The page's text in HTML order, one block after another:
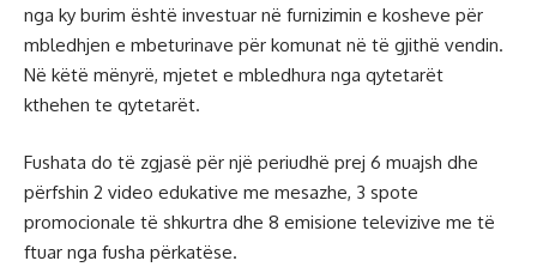
nga ky burim është investuar në furnizimin e kosheve për
mbledhjen e mbeturinave për komunat në të gjithë vendin.
Në këtë mënyrë, mjetet e mbledhura nga qytetarët
kthehen te qytetarët.
Fushata do të zgjasë për një periudhë prej 6 muajsh dhe
përfshin 2 video edukative me mesazhe, 3 spote
promocionale të shkurtra dhe 8 emisione televizive me të
ftuar nga fusha përkatëse.